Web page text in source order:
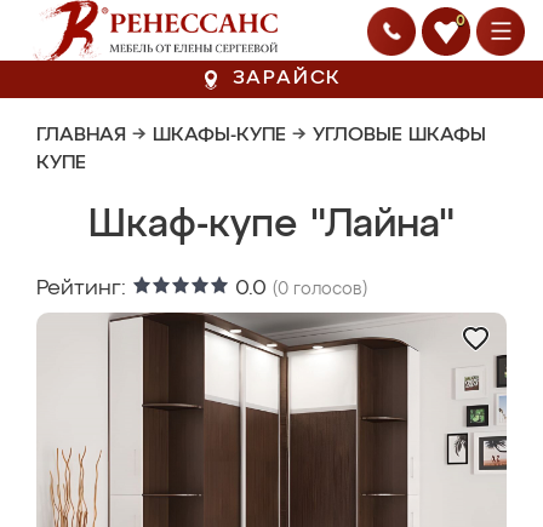
0
ЗАРАЙСК
ГЛАВНАЯ → ШКАФЫ-КУПЕ → УГЛОВЫЕ ШКАФЫ
КУПЕ
Шкаф-купе "Лайна"
Рейтинг: 0.0 (0 голосов)